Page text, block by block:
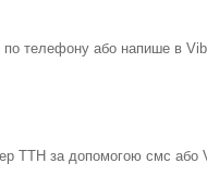
телефону або напише в
ТТН за допомогою смс або